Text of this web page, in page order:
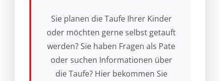
Sie planen die Taufe Ihrer Kinder
oder möchten gerne selbst getauft
werden? Sie haben Fragen als Pate
oder suchen Informationen über
die Taufe? Hier bekommen Sie